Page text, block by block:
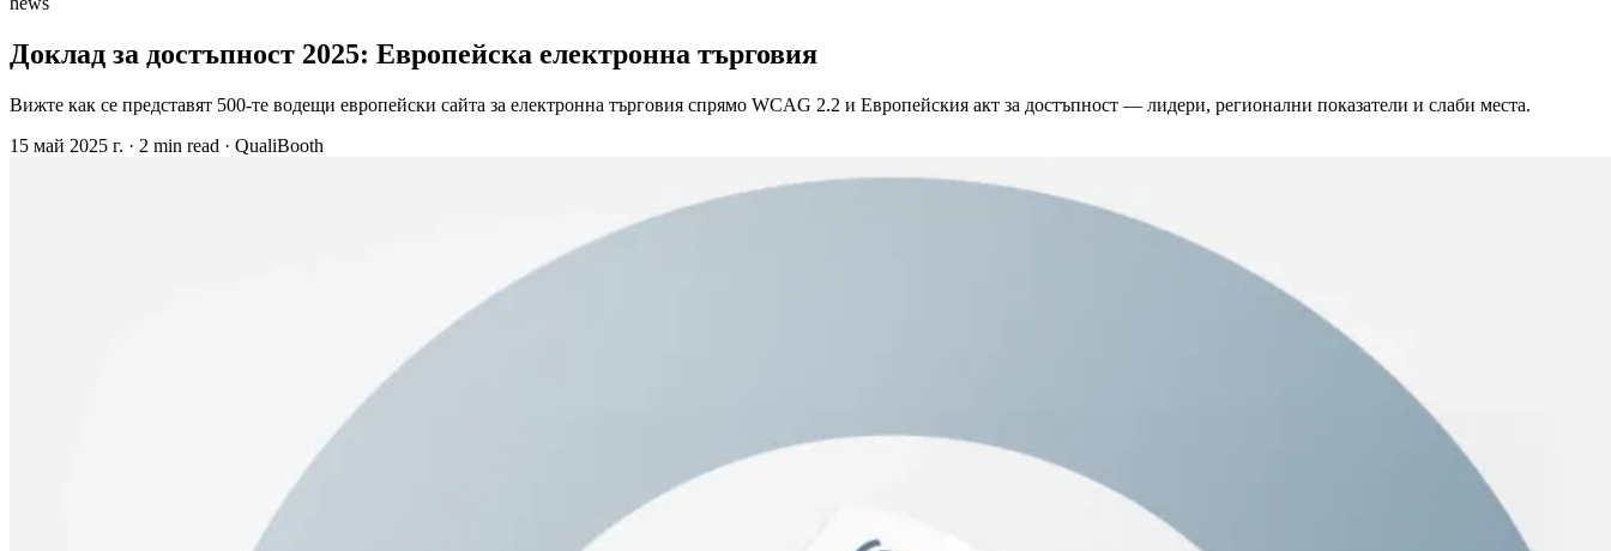
Доклад за достъпност 2025: Европейска електронна търговия
Вижте как се представят 500-те водещи европейски сайта за електронна търговия спрямо WCAG 2.2 и Европейския акт за достъпност — лидери, регионални показатели и слаби места.
15 май 2025 г. · 2 min read · QualiBooth